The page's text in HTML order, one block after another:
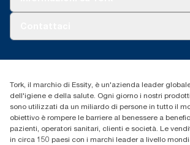
+39 0331 443896
Tork, il marchio di Essity, è un'azienda leader
dell'igiene e della salute. Ogni giorno i nostri
sono utilizzati da un miliardo di persone in tutto il
obiettivo è rompere le barriere al benessere a
pazienti, operatori sanitari, clienti e società. Le
in circa 150 paesi con i marchi leader a livello